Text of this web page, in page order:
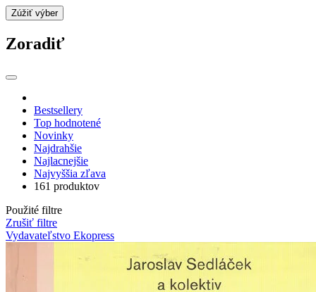
Zúžiť výber
Zoradiť
Bestsellery
Top hodnotené
Novinky
Najdrahšie
Najlacnejšie
Najvyššia zľava
161 produktov
Použité filtre
Zrušiť filtre
Vydavateľstvo Ekopress